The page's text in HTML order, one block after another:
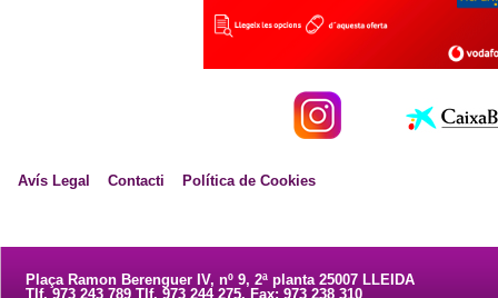
Avís Legal Contacti Política de Cookies
Plaça Ramon Berenguer IV, nº 9, 2ª planta 25007 LLEIDA
Tlf. 973 243 789 Tlf. 973 244 275. Fax: 973 238 310